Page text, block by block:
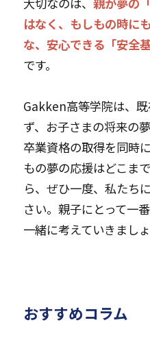
はなく、もしもの時に
な、安心できる「安全
です。
Gakken高等学院は、
ず、お子さまの将来の
卒業資格の取得を同時
もの夢の応援はどこま
ら、ぜひ一度、私たち
さい。親子にとって一
一緒に考えていきましょ
おすすめコラム